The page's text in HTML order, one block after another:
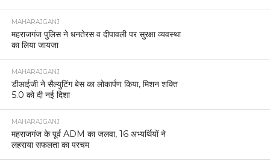
MAHARAJGANJ
महराजगंज पुलिस ने धनतेरस व दीपावली पर सुरक्षा व्यवस्था
का लिया जायजा
MAHARAJGANJ
डीआईजी ने सैल्युटिंग बेस का लोकार्पण किया, मिशन शक्ति
5.0 को दी नई दिशा
MAHARAJGANJ
महराजगंज के पूर्व ADM का जलवा, 16 अभ्यर्थियों ने
लहराया सफलता का परचम